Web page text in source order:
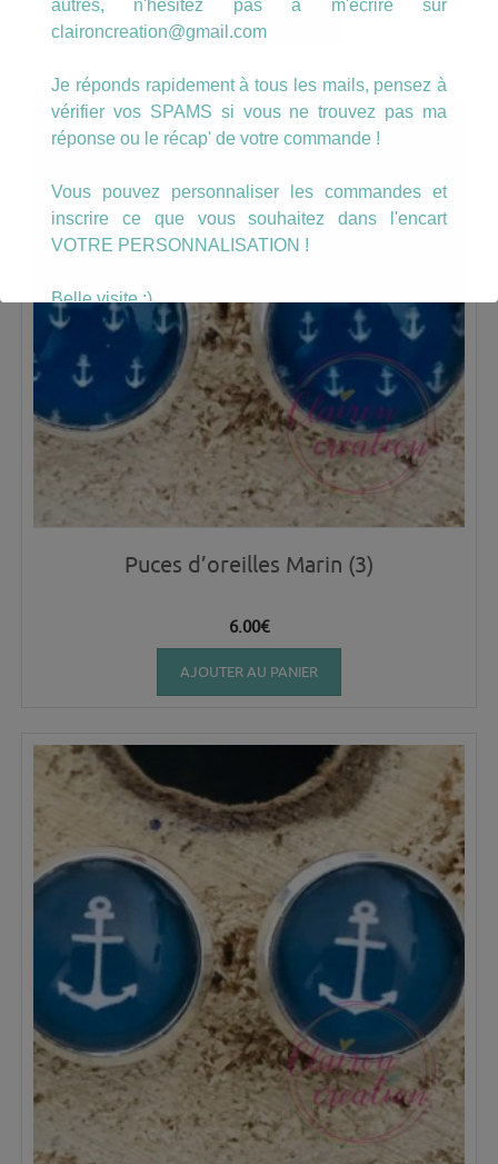
AJOUTER AU PANIER
Puces d’oreilles Marin (3)
6.00€
AJOUTER AU PANIER
autres, n'hésitez pas à m'écrire sur
claironcreation@gmail.com
Je réponds rapidement à tous les mails, pensez à
vérifier vos SPAMS si vous ne trouvez pas ma
réponse ou le récap' de votre commande !
Vous pouvez personnaliser les commandes et
inscrire ce que vous souhaitez dans l'encart
VOTRE PERSONNALISATION !
Belle visite :)